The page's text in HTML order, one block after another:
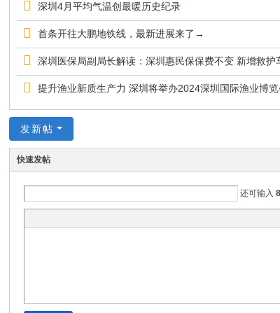
深圳4月平均气温创最暖历史纪录
首条开往大鹏地铁线，最新进展来了→
深圳医保局副局长解读：深圳惠民保保费不变 新增救护
提升渔业新质生产力 深圳将举办2024深圳国际渔业博览
发新帖
快速发帖
还可输入